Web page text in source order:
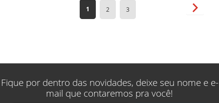
Página
Você
1 Página
2 Página
3
Fique por dentro das novidades, deixe seu nome e e-
mail que contaremos pra você!